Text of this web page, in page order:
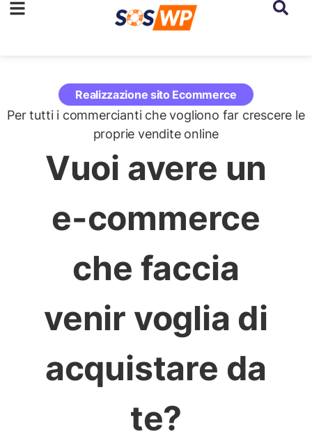
Realizzazione sito Ecommerce
Per tutti i commercianti che vogliono far crescere le
proprie vendite online
Vuoi avere un
e-commerce
che faccia
venir voglia di
acquistare da
te?